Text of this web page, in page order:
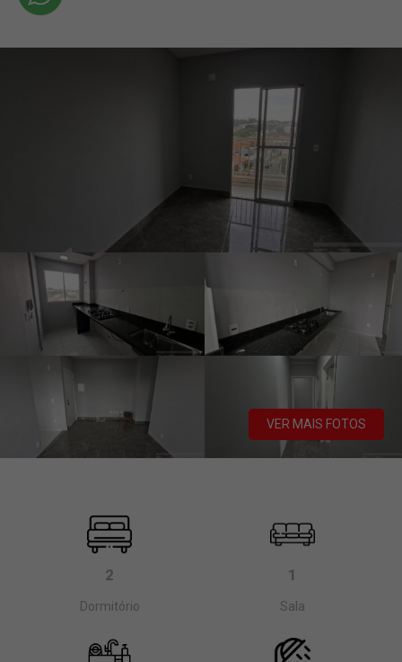
VER MAIS FOTOS
2
Dormitório
1
Sala